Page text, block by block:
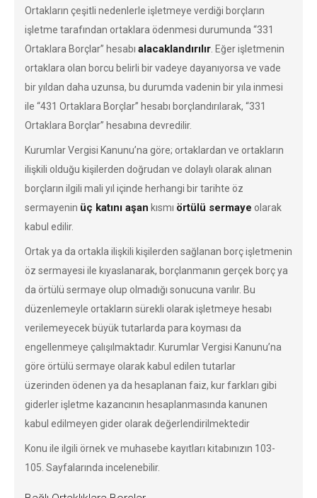
Ortakların çeşitli nedenlerle işletmeye verdiği borçların
işletme tarafından ortaklara ödenmesi durumunda “331
Ortaklara Borçlar” hesabı alacaklandırılır . Eğer işletmenin
ortaklara olan borcu belirli bir vadeye dayanıyorsa ve vade
bir yıldan daha uzunsa, bu durumda vadenin bir yıla inmesi
ile “431 Ortaklara Borçlar” hesabı borçlandırılarak, “331
Ortaklara Borçlar” hesabına devredilir.
Kurumlar Vergisi Kanunu’na göre; ortaklardan ve ortakların
ilişkili olduğu kişilerden doğrudan ve dolaylı olarak alınan
borçların ilgili mali yıl içinde herhangi bir tarihte öz
sermayenin üç katını aşan kısmı örtülü sermaye olarak
kabul edilir.
Ortak ya da ortakla ilişkili kişilerden sağlanan borç işletmenin
öz sermayesi ile kıyaslanarak, borçlanmanın gerçek borç ya
da örtülü sermaye olup olmadığı sonucuna varılır. Bu
düzenlemeyle ortakların sürekli olarak işletmeye hesabı
verilemeyecek büyük tutarlarda para koyması da
engellenmeye çalışılmaktadır. Kurumlar Vergisi Kanunu’na
göre örtülü sermaye olarak kabul edilen tutarlar
üzerinden ödenen ya da hesaplanan faiz, kur farkları gibi
giderler işletme kazancının hesaplanmasında kanunen
kabul edilmeyen gider olarak değerlendirilmektedir
Konu ile ilgili örnek ve muhasebe kayıtları kitabınızın 103-
105. Sayfalarında incelenebilir.